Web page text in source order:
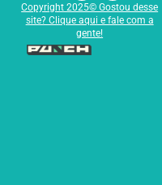
Copyright 2025© Gostou desse
site? Clique aqui e fale com a
gente!